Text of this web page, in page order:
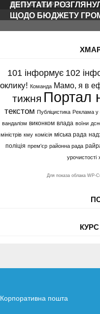
ІРИНА МЕРЛЕНІ
ДЕПУТАТИ
ЩОДО БЮДЖЕТУ
101 інформує 102
оклику! Команда Мамо, я в
тижня Портал
текстом Публіцистика Реклама у
вандалізм виконком влада воїни
міністрів кму комісія міська рада
поліція прем'єр районна рада
урочистості
Для показа облака WP-
Корпоративна пошта